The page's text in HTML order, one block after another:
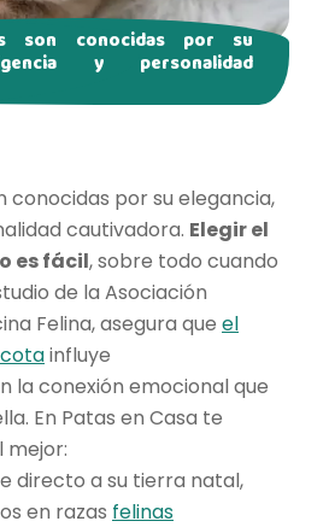
son conocidas por su
y personalidad
conocidas por su elegancia,
cautivadora. Elegir el
es fácil, sobre todo cuando
de la Asociación
Felina, asegura que el
influye
la conexión emocional que
En Patas en Casa te
mejor:
directo a su tierra natal,
en razas felinas